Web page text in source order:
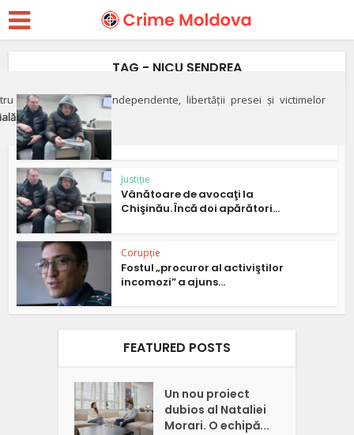
apărarea justiției independente, libertății presei și victimelor
TAG - NICU ŞENDREA
Corupție
Justiție
Vânătoare de avocaţi la
Chişinău. Încă doi apărători...
Corupție
Fostul „procuror al activiştilor
incomozi” a ajuns...
FEATURED POSTS
Un nou proiect
dubios al Nataliei
Morari. O echipă...